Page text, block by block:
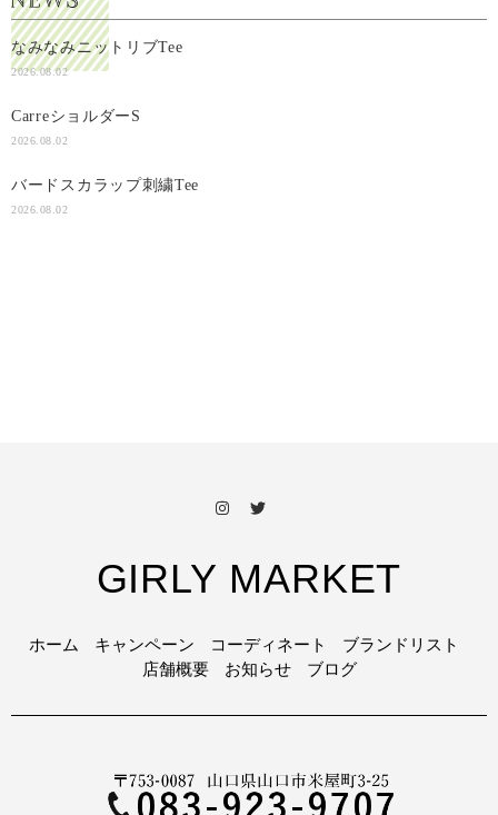
なみなみニットリブTee
2026.08.02
CarreショルダーS
2026.08.02
バードスカラップ刺繍Tee
2026.08.02
GIRLY MARKET
ホーム キャンペーン コーディネート
ブランドリスト
店舗概要
お知らせ ブログ